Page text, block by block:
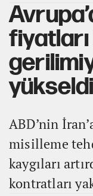
yükseldi
ABD’nin
misilleme
kaygıları
kontratları